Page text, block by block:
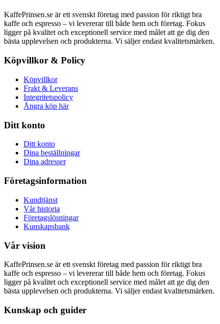
KaffePrinsen.se är ett svenskt företag med passion för riktigt bra
kaffe och espresso – vi levererar till både hem och företag. Fokus
ligger på kvalitet och exceptionell service med målet att ge dig den
bästa upplevelsen och produkterna. Vi säljer endast kvalitetsmärken.
Köpvillkor & Policy
Köpvillkor
Frakt & Leverans
Integritetspolicy
Ångra köp här
Ditt konto
Ditt konto
Dina beställningar
Dina adresser
Företagsinformation
Kundtjänst
Vår historia
Företagslösningar
Kunskapsbank
Vår vision
KaffePrinsen.se är ett svenskt företag med passion för riktigt bra
kaffe och espresso – vi levererar till både hem och företag. Fokus
ligger på kvalitet och exceptionell service med målet att ge dig den
bästa upplevelsen och produkterna. Vi säljer endast kvalitetsmärken.
Kunskap och guider